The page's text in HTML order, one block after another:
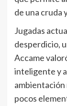
de una cruda
Jugadas
desperdicio,
Accame
inteligente y
ambientación
pocos